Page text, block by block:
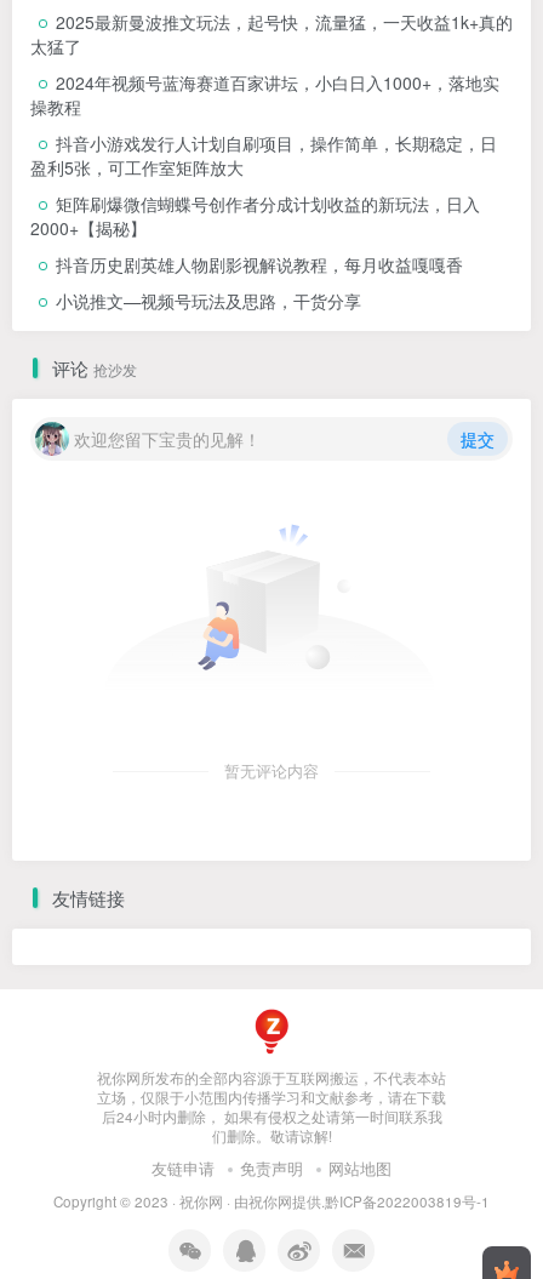
2025最新曼波推文玩法，起号快，流量猛，一天收益1k+真的
太猛了
2024年视频号蓝海赛道百家讲坛，小白日入1000+，落地实
操教程
抖音小游戏发行人计划自刷项目，操作简单，长期稳定，日
盈利5张，可工作室矩阵放大
矩阵刷爆微信蝴蝶号创作者分成计划收益的新玩法，日入
2000+【揭秘】
抖音历史剧英雄人物剧影视解说教程，每月收益嘎嘎香
小说推文—视频号玩法及思路，干货分享
评论 抢沙发
欢迎您留下宝贵的见解！ 提交
暂无评论内容
友情链接
祝你网所发布的全部内容源于互联网搬运，不代表本站
立场，仅限于小范围内传播学习和文献参考，请在下载
后24小时内删除， 如果有侵权之处请第一时间联系我
们删除。敬请谅解!
友链申请 免责声明 网站地图
Copyright © 2023 · 祝你网 · 由祝你网提供.黔ICP备2022003819号-1